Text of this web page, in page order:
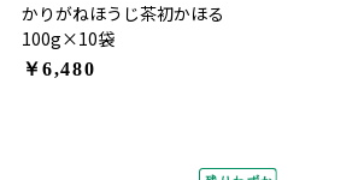
かりがねほうじ茶初かほる
100g×10袋
￥6,480